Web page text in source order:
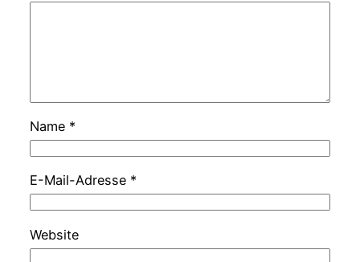
Name *
E-Mail-Adresse *
Website